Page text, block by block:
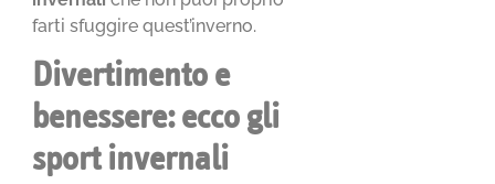
farti sfuggire quest’inverno.
Divertimento e
benessere: ecco gli
sport invernali